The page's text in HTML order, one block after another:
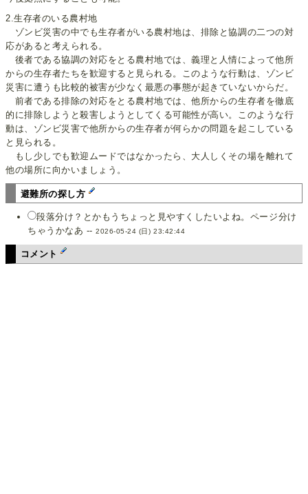
2.生存者のいる農村地
ゾンビ災害の中でも生存者がいる農村地は、排除と協調の二つの対
応があると考えられる。
後者である協調の対応をとる農村地では、義理と人情によって他所
からの生存者たちを歓迎すると見られる。このような行動は、ゾンビ
災害に遭うも比較的被害が少なく最悪の事態が起きていないからだ。
前者である排除の対応をとる農村地では、他所からの生存者を徹底
的に排除しようと殺害しようとしてくる可能性が高い。このような行
動は、ゾンビ災害で他所からの生存者が何らかの問題を起こしている
と見られる。
もし少しでも歓迎ムードではなかったら、大人しくその場を離れて
他の場所に向かいましょう。
避難所の探し方
段落分け？とかもうちょっと見やすくしたいよね。ページ分け
ちゃうかなあ --2026-05-24 (日) 23:42:44
コメント